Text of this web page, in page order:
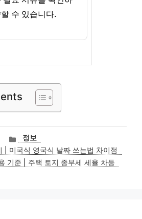
수 있습니다.
카
테
고
리
정보
| 미국식 영국식 날짜 쓰는법 차이점
기준 | 주택 토지 종부세 세율 차등